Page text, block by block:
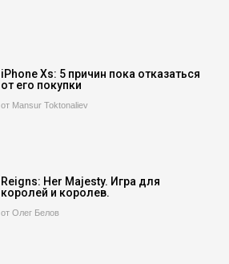
iPhone Xs: 5 причин пока отказаться
от его покупки
от Mansur Toktonaliev
Reigns: Her Majesty. Игра для
королей и королев.
от Олег Белов